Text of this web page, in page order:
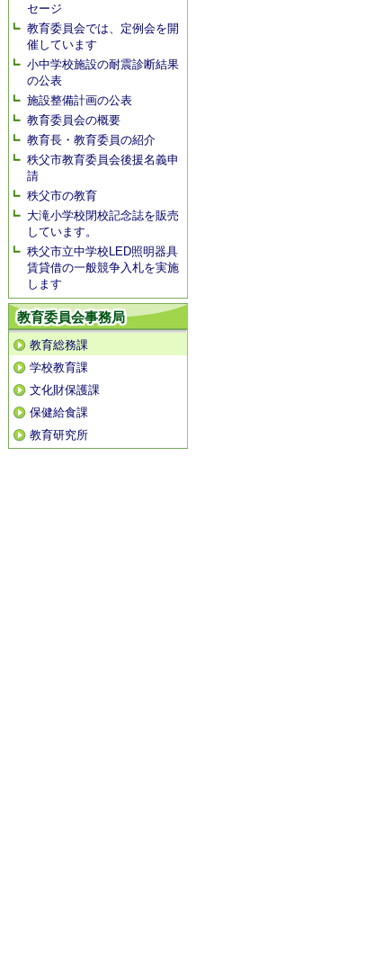
セージ
教育委員会では、定例会を開
催しています
小中学校施設の耐震診断結果
の公表
施設整備計画の公表
教育委員会の概要
教育長・教育委員の紹介
秩父市教育委員会後援名義申
請
秩父市の教育
大滝小学校閉校記念誌を販売
しています。
秩父市立中学校LED照明器具
賃貸借の一般競争入札を実施
します
教育委員会事務局
教育総務課
学校教育課
文化財保護課
保健給食課
教育研究所